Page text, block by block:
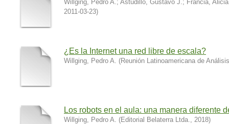
Willging, Pedro A.; Astudillo, Gustavo J.; Francia,
2011-03-23)
¿Es la Internet una red libre de escala?
Willging, Pedro A. (Reunión Latinoamericana de
Los robots en el aula: una manera diferente
Willging, Pedro A. (Editorial Belaterra Ltda., 2018)